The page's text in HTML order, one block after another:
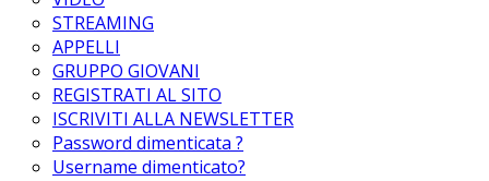
STREAMING
APPELLI
GRUPPO GIOVANI
REGISTRATI AL SITO
ISCRIVITI ALLA NEWSLETTER
Password dimenticata ?
Username dimenticato?